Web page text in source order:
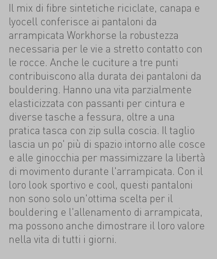
Il mix di fibre sintetiche riciclate, canapa e
lyocell conferisce ai pantaloni da
arrampicata Workhorse la robustezza
necessaria per le vie a stretto contatto con
le rocce. Anche le cuciture a tre punti
contribuiscono alla durata dei pantaloni da
bouldering. Hanno una vita parzialmente
elasticizzata con passanti per cintura e
diverse tasche a fessura, oltre a una
pratica tasca con zip sulla coscia. Il taglio
lascia un po' più di spazio intorno alle cosce
e alle ginocchia per massimizzare la libertà
di movimento durante l'arrampicata. Con il
loro look sportivo e cool, questi pantaloni
non sono solo un'ottima scelta per il
bouldering e l'allenamento di arrampicata,
ma possono anche dimostrare il loro valore
nella vita di tutti i giorni.